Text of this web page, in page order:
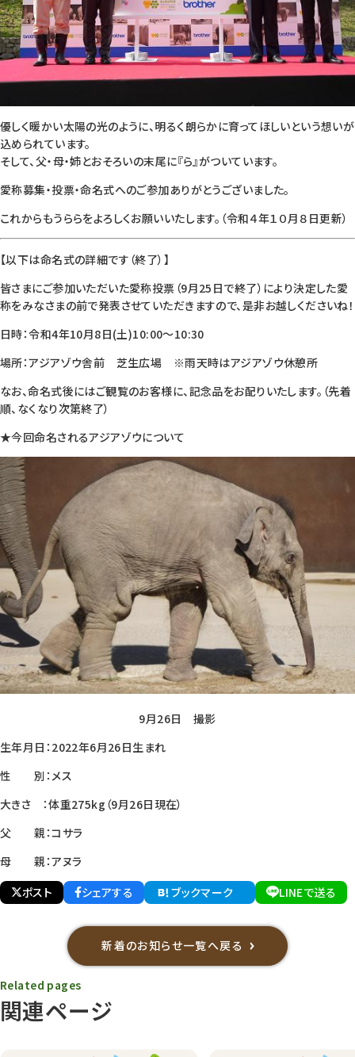
優しく暖かい太陽の光のように、明るく朗らかに育ってほしいという想いが
込められています。
そして、父・母・姉とおそろいの末尾に『ら』がついています。
愛称募集・投票・命名式へのご参加ありがとうございました。
これからもうららをよろしくお願いいたします。（令和４年１０月８日更新）
【以下は命名式の詳細です（終了）】
皆さまにご参加いただいた愛称投票（9月25日で終了）により決定した愛
称をみなさまの前で発表させていただきますので、是非お越しくださいね！
日時：令和4年10月8日(土)10:00～10:30
場所：アジアゾウ舎前 芝生広場 ※雨天時はアジアゾウ休憩所
なお、命名式後にはご観覧のお客様に、記念品をお配りいたします。（先着
順、なくなり次第終了）
★今回命名されるアジアゾウについて
9月26日 撮影
生年月日：2022年6月26日生まれ
性 別：メス
大きさ ：体重275kg（9月26日現在）
父 親：コサラ
母 親：アヌラ
ポスト
シェアする ブックマーク LINEで送る
新着のお知らせ一覧へ戻る
関連ページ
Related pages